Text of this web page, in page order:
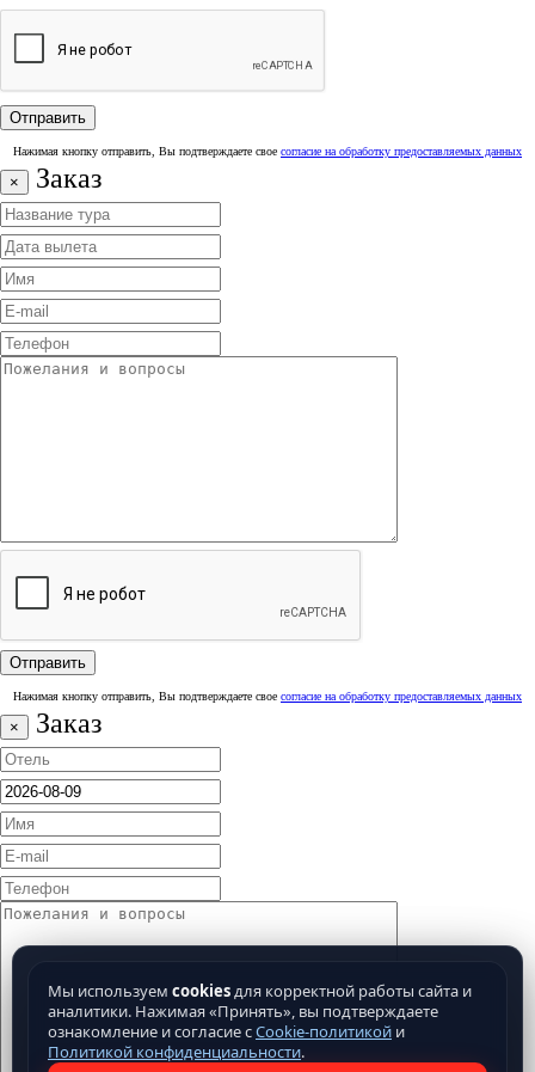
Нажимая кнопку отправить, Вы подтверждаете свое согласие на обработку предоставляемых данных
× Заказ
Нажимая кнопку отправить, Вы подтверждаете свое согласие на обработку предоставляемых данных
× Заказ
Мы используем cookiesдля корректной работы сайта и
аналитики. Нажимая «Принять», вы подтверждаете
ознакомление и согласие сCookie-политикой и
Политикой конфиденциальности.